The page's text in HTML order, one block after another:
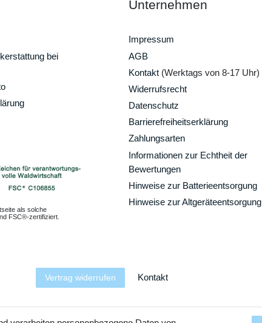
bei
als solche
FSC®-zertifiziert.
Unternehmen
Impressum
AGB
Kontakt (Werktags von 8-17 Uhr)
Widerrufsrecht
Datenschutz
Barrierefreiheitserklärung
Zahlungsarten
Informationen zur Echtheit der
Bewertungen
Hinweise zur Batterieentsorgung
Hinweise zur Altgeräteentsorgung
Vertrag widerrufen Kontakt